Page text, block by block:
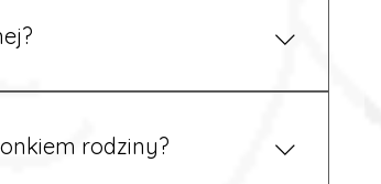
prawem. Dzięki temu
rodziny?